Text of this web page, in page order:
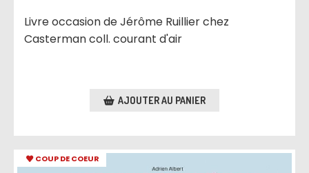
Livre occasion de Jérôme Ruillier chez
Casterman coll. courant d'air
AJOUTER AU PANIER
COUP DE COEUR